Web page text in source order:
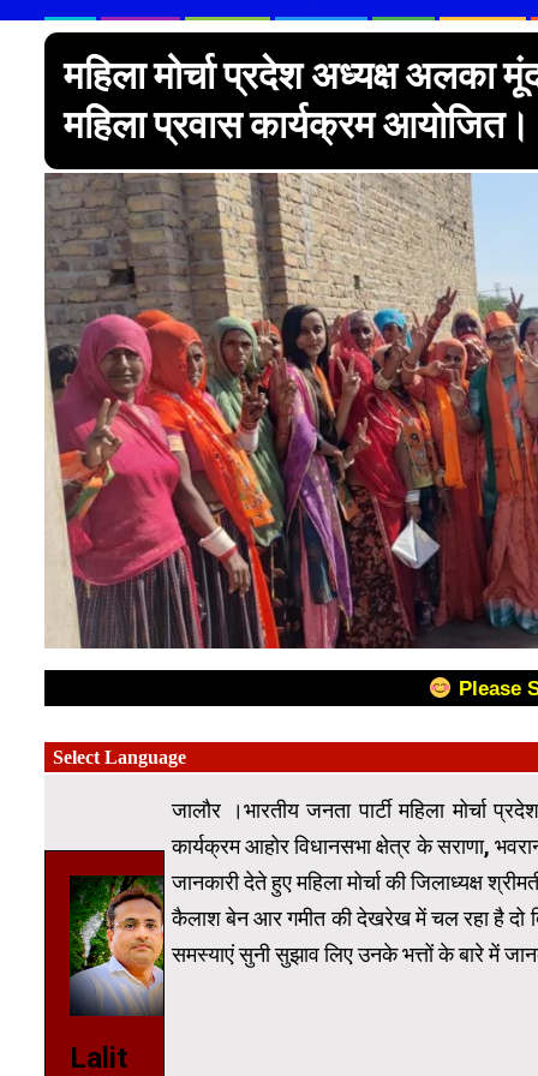
महिला मोर्चा प्रदेश अध्यक्ष अलका
महिला प्रवास कार्यक्रम आयोजित।
Please
Lalit
जालौर ।भारतीय जनता पार्टी महिला मोर्चा
कार्यक्रम आहोर विधानसभा क्षेत्र के सराणा,
जानकारी देते हुए महिला मोर्चा की जिलाध्यक्ष
कैलाश बेन आर गमीत की देखरेख में चल रहा है दो
समस्याएं सुनी सुझाव लिए उनके भत्तों के बारे में